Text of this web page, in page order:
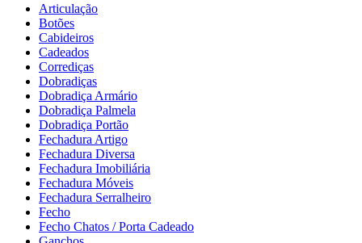
Articulação
Botões
Cabideiros
Cadeados
Corrediças
Dobradiças
Dobradiça Armário
Dobradiça Palmela
Dobradiça Portão
Fechadura Artigo
Fechadura Diversa
Fechadura Imobiliária
Fechadura Móveis
Fechadura Serralheiro
Fecho
Fecho Chatos / Porta Cadeado